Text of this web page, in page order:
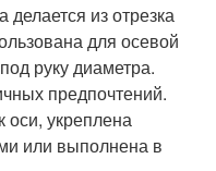
из отрезка
для осевой
руку диаметра.
предпочтений.
оси, укреплена
или выполнена в